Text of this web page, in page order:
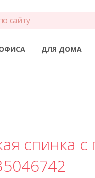
ДЛЯ ДОМА
спинка с